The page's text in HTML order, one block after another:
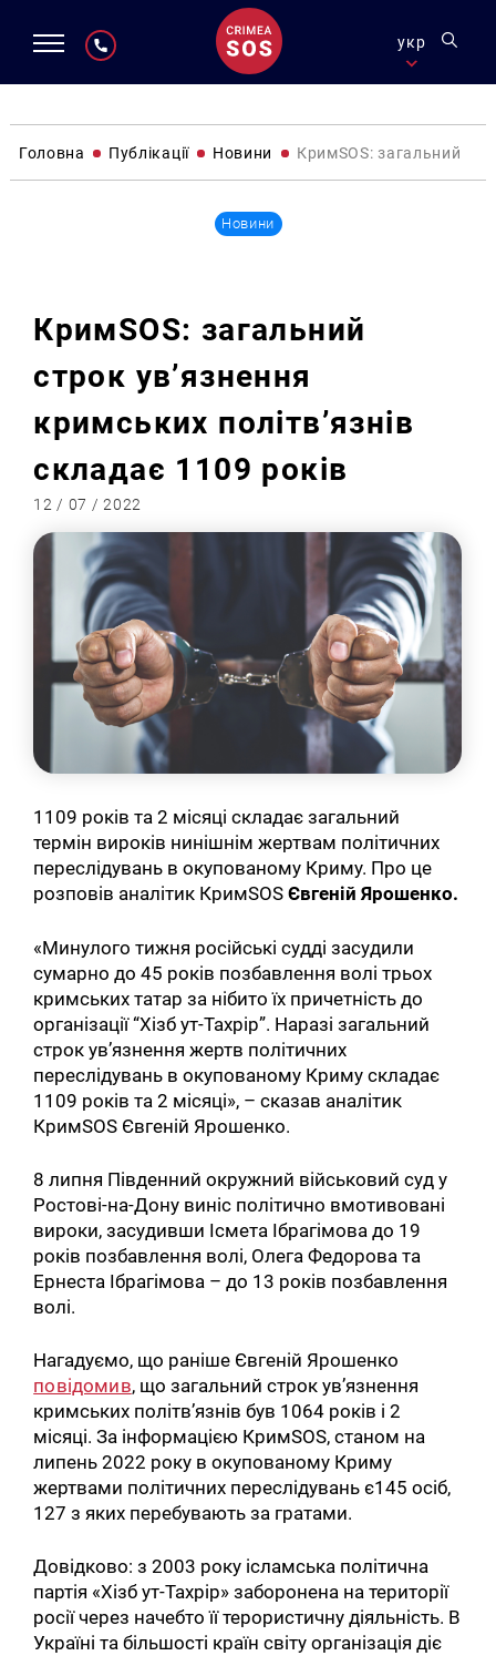
укр
Головна Публікації Новини КримSOS: загальний
Новини
КримSOS: загальний
строк ув’язнення
кримських політв’язнів
складає 1109 років
12 / 07 / 2022
1109 років та 2 місяці складає загальний
термін вироків нинішнім жертвам політичних
переслідувань в окупованому Криму. Про це
розповів аналітик КримSOSЄвгеній Ярошенко.
«Минулого тижня російські судді засудили
сумарно до 45 років позбавлення волі трьох
кримських татар за нібито їх причетність до
організації “Хізб ут-Тахрір”. Наразі загальний
строк ув’язнення жертв політичних
переслідувань в окупованому Криму складає
1109 років та 2 місяці», – сказав аналітик
КримSOS Євгеній Ярошенко.
8 липня Південний окружний військовий суд у
Ростові-на-Дону виніс політично вмотивовані
вироки, засудивши Ісмета Ібрагімова до 19
років позбавлення волі, Олега Федорова та
Ернеста Ібрагімова – до 13 років позбавлення
волі.
Нагадуємо, що раніше Євгеній Ярошенко
повідомив, що загальний строк ув’язнення
кримських політв’язнів був 1064 років і 2
місяці. За інформацією КримSOS, станом на
липень 2022 року в окупованому Криму
жертвами політичних переслідувань є145 осіб,
127 з яких перебувають за гратами.
Довідково: з 2003 року ісламська політична
партія «Хізб ут-Тахрір» заборонена на території
росії через начебто її терористичну діяльність. В
Україні та більшості країн світу організація діє